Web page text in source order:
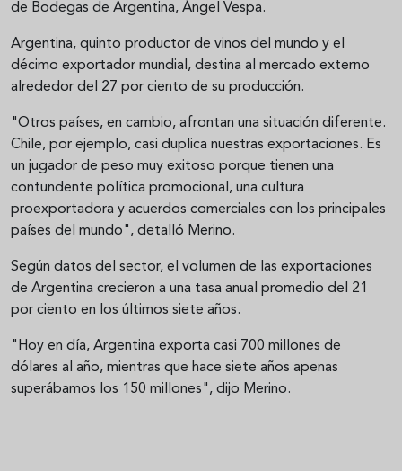
de Bodegas de Argentina, Ángel Vespa.
Argentina, quinto productor de vinos del mundo y el
décimo exportador mundial, destina al mercado externo
alrededor del 27 por ciento de su producción.
"Otros países, en cambio, afrontan una situación diferente.
Chile, por ejemplo, casi duplica nuestras exportaciones. Es
un jugador de peso muy exitoso porque tienen una
contundente política promocional, una cultura
proexportadora y acuerdos comerciales con los principales
países del mundo", detalló Merino.
Según datos del sector, el volumen de las exportaciones
de Argentina crecieron a una tasa anual promedio del 21
por ciento en los últimos siete años.
"Hoy en día, Argentina exporta casi 700 millones de
dólares al año, mientras que hace siete años apenas
superábamos los 150 millones", dijo Merino.